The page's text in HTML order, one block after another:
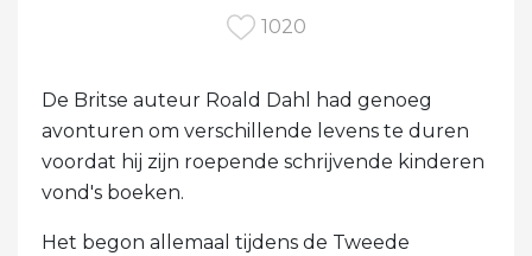
1020
De Britse auteur Roald Dahl had genoeg
avonturen om verschillende levens te duren
voordat hij zijn roepende schrijvende kinderen
vond's boeken.
Het begon allemaal tijdens de Tweede